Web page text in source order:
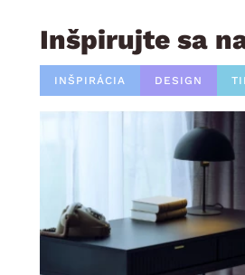
Inšpirujte sa
INŠPIRÁCIA DESIGN